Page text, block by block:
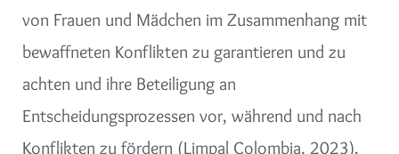
von Frauen und Mädchen im Zusammenhang mit
bewaffneten Konflikten zu garantieren und zu
achten und ihre Beteiligung an
Entscheidungsprozessen vor, während und nach
Konflikten zu fördern (Limpal Colombia, 2023).